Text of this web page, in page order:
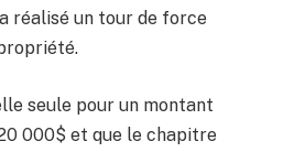
réalisé un tour de force
seule pour un montant
000$ et que le chapitre